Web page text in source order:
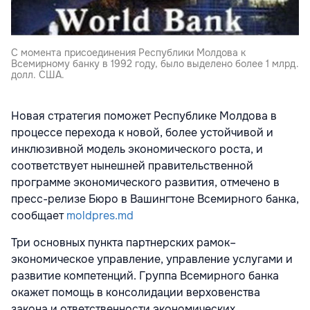
C момента присоединения Республики Молдова к
Всемирному банку в 1992 году, было выделено более 1 млрд.
долл. США.
Новая стратегия поможет Республике Молдова в
процессе перехода к новой, более устойчивой и
инклюзивной модель экономического роста, и
соответствует нынешней правительственной
программе экономического развития, отмечено в
пресс-релизе Бюро в Вашингтоне Всемирного банка,
сообщаетmoldpres.md
Три основных пункта партнерских рамок–
экономическое управление, управление услугами и
развитие компетенций. Группа Всемирного банка
окажет помощь в консолидации верховенства